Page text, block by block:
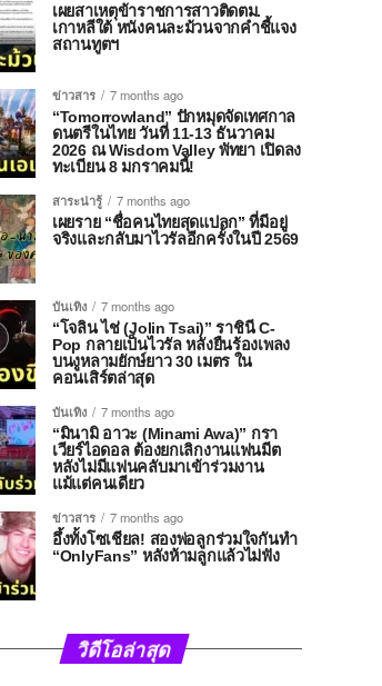
เผยสาเหตุข้าราชการสาวติดตม.
เกาหลีใต้ หนังคนละม้วนจากคำชี้แจง
สถานทูตฯ
ข่าวสาร
7 months ago
“Tomorrowland” ปักหมุดจัดเทศกาล
ดนตรีในไทย วันที่ 11-13 ธันวาคม
2026 ณ Wisdom Valley พัทยา เปิดลง
ทะเบียน 8 มกราคมนี้!
สาระน่ารู้
7 months ago
เผยราย “ชื่อคนไทยสุดแปลก” ที่มีอยู่
จริงและกลับมาไวรัลอีกครั้งในปี 2569
บันเทิง
7 months ago
“โจลิน ไช่ (Jolin Tsai)” ราชินี C-
Pop กลายเป็นไวรัล หลังยืนร้องเพลง
บนงูหลามยักษ์ยาว 30 เมตร ใน
คอนเสิร์ตล่าสุด
บันเทิง
7 months ago
“มินามิ อาวะ (Minami Awa)” กรา
เวียร์ไอดอล ต้องยกเลิกงานแฟนมีต
หลังไม่มีแฟนคลับมาเข้าร่วมงาน
แม้แต่คนเดียว
ข่าวสาร
7 months ago
อึ้งทั้งโซเชียล! สองพ่อลูกร่วมใจกันทำ
“OnlyFans” หลังห้ามลูกแล้วไม่ฟัง
วิดีโอล่าสุด